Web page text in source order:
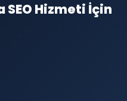
Hizmeti İçin